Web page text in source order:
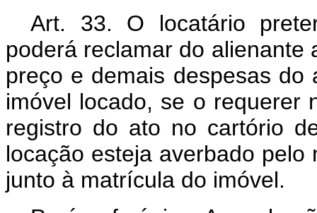
Art. 33. O locatário
poderá reclamar do alienante
preço e demais despesas
imóvel locado, se o requerer
registro do ato no cartório
locação esteja averbado
junto à matrícula do imóvel.